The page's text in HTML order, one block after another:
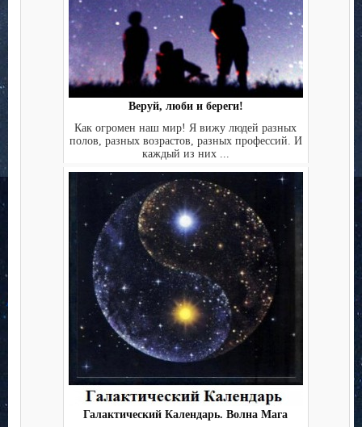
Веруй, люби и береги!
Как огромен наш мир! Я вижу людей разных
полов, разных возрастов, разных профессий. И
каждый из них ...
Галактический Календарь. Волна Мага